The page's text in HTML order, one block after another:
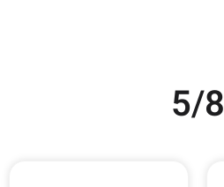
5/8